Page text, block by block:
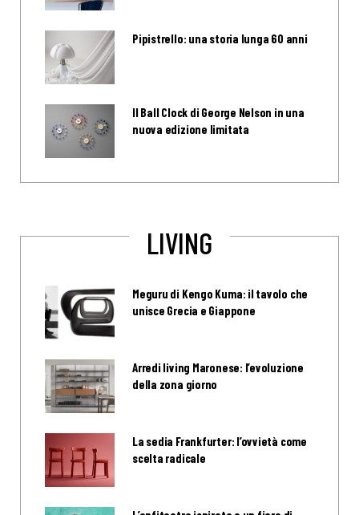
Pipistrello: una storia lunga 60 anni
Il Ball Clock di George Nelson in una
nuova edizione limitata
LIVING
Meguru di Kengo Kuma: il tavolo che
unisce Grecia e Giappone
Arredi living Maronese: l’evoluzione
della zona giorno
La sedia Frankfurter: l’ovvietà come
scelta radicale